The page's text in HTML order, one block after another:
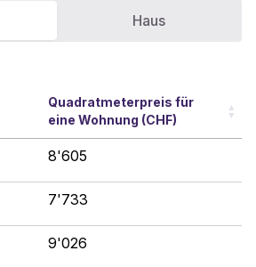
Haus
Quadratmeterpreis für
eine Wohnung (CHF)
8'605
7'733
9'026